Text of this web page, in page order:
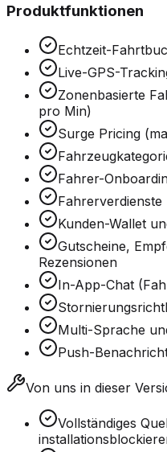
Produktfunktionen
Echtzeit-
Live-GPS-
Zonenbasierte
pro Min)
Surge Pricing
Fahrer-
Kunden-Wallet
Gutscheine,
Rezensionen
In-App-Chat
Multi-Sprache
Push-
Von uns in dieser
Vollständiges